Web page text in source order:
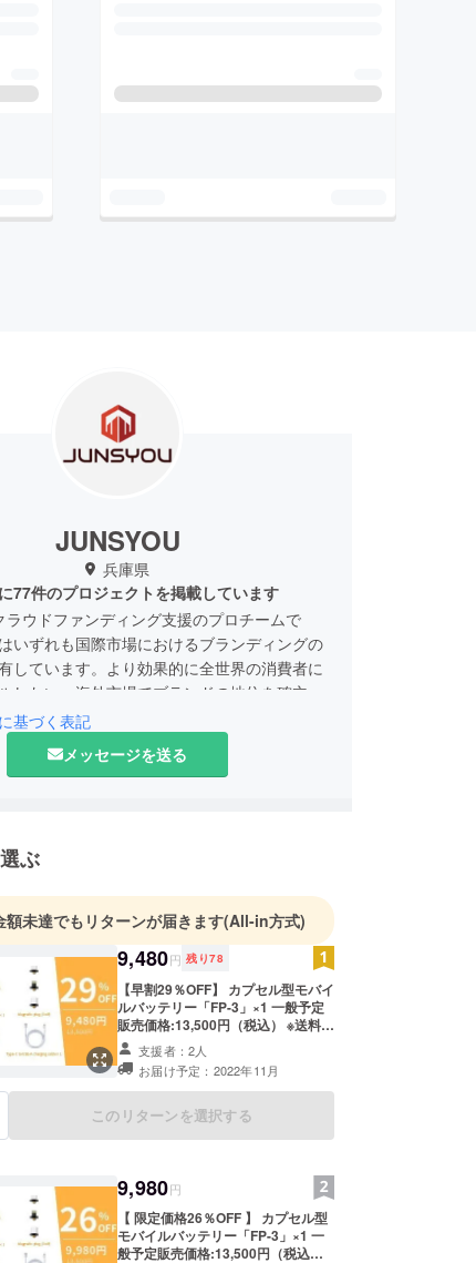
JUNSYOU
兵庫県
77件のプロジェクトを掲載しています
ラウドファンディング支援のプロチームで
いずれも国際市場におけるブランディングの
しています。より効果的に全世界の消費者に
したい、海外市場でブランドの地位を確立さ
皆様のご要望にお応えします。
アドレス：rstrade.jp@gmail.com
基づく表記
メッセージを送る
ぶ
額未達でもリターンが届きます(All-in方式)
9,480円 残り78
【早割29％OFF】 カプセル型モバイ
ルバッテリー「FP-3」×1 一般予定
販売価格:13,500円（税込） ※送料無
料（日本国内限定） 内容物： ・FP-
3本体×2 ・ベース×1 ・Type-Cポー
トハブ（3口）×1 ・マグネット to
USB-Aケーブル1ｍ×1 ・マグネット
to ねじ接続ケーブル0.2ｍ×1 ・
Micro USB to マグネットヘッド×1
・Type-C to マグネットヘッド×1 ・
説明書（日本語）×1
支援者：2人
お届け予定：2022年11月
このリターンを選択する
9,980円
【 限定価格26％OFF 】 カプセル型
モバイルバッテリー「FP-3」×1 一
般予定販売価格:13,500円（税込） ※